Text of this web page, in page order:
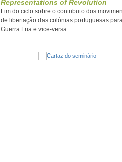
Representations of Revolution
Fim do ciclo sobre o contributo dos
de libertação das colónias portuguesas
Guerra Fria e vice-versa.